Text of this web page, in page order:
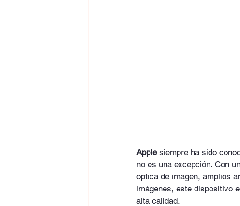
Apple siempre ha sido
no es una excepción. Con
óptica de imagen, amplios
imágenes, este dispositivo
alta calidad.